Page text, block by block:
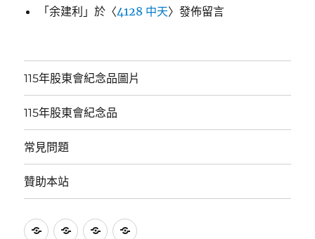
「余建利 」於〈4128 中天〉發佈留言
115年股東會紀念品圖片
115年股東會紀念品
常見問題
贊助本站
115 115 常 贊